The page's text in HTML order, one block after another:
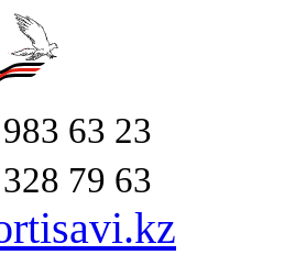
983 63 23
328 79 63